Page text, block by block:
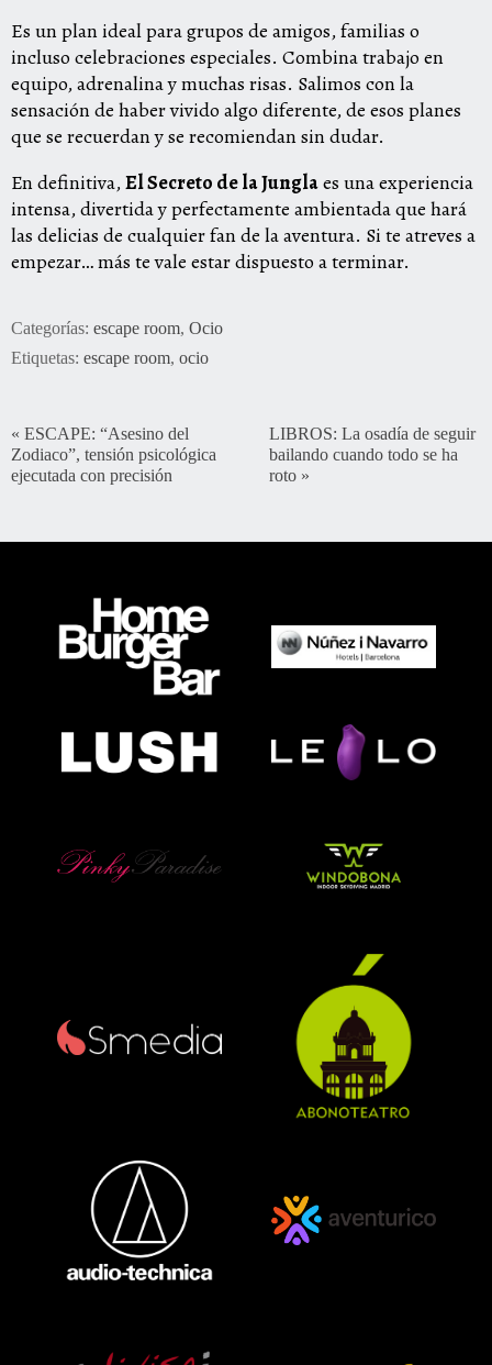
Es un plan ideal para grupos de amigos, familias o
incluso celebraciones especiales. Combina trabajo en
equipo, adrenalina y muchas risas. Salimos con la
sensación de haber vivido algo diferente, de esos planes
que se recuerdan y se recomiendan sin dudar.
En definitiva,El Secreto de la Junglaes una experiencia
intensa, divertida y perfectamente ambientada que hará
las delicias de cualquier fan de la aventura. Si te atreves a
empezar… más te vale estar dispuesto a terminar.
Categorías: escape room, Ocio
Etiquetas: escape room, ocio
« ESCAPE: “Asesino del
Zodiaco”, tensión psicológica
ejecutada con precisión
LIBROS: La osadía de seguir
bailando cuando todo se ha
roto »